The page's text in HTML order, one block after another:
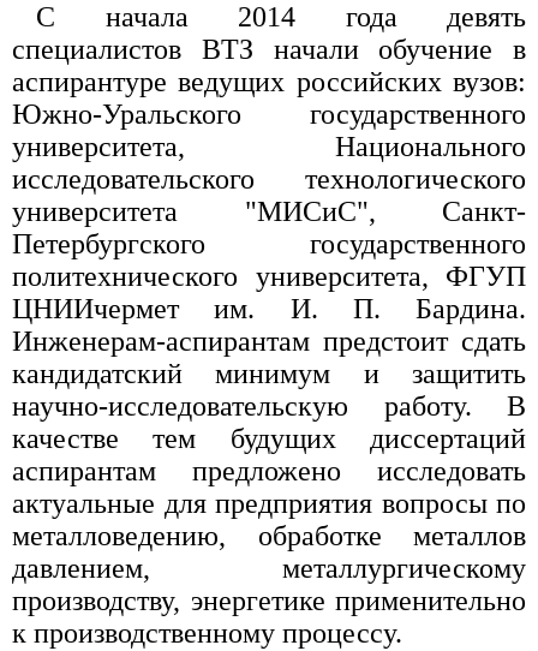
С начала 2014 года девять
специалистов ВТЗ начали обучение в
аспирантуре ведущих российских вузов:
Южно-Уральского государственного
университета, Национального
исследовательского технологического
университета "МИСиС", Санкт-
Петербургского государственного
политехнического университета, ФГУП
ЦНИИчермет им. И. П. Бардина.
Инженерам-аспирантам предстоит сдать
кандидатский минимум и защитить
научно-исследовательскую работу. В
качестве тем будущих диссертаций
аспирантам предложено исследовать
актуальные для предприятия вопросы по
металловедению, обработке металлов
давлением, металлургическому
производству, энергетике применительно
к производственному процессу.